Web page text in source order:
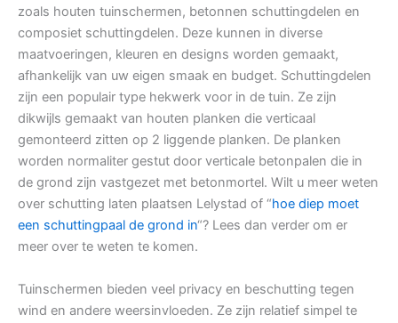
zoals houten tuinschermen, betonnen schuttingdelen en
composiet schuttingdelen. Deze kunnen in diverse
maatvoeringen, kleuren en designs worden gemaakt,
afhankelijk van uw eigen smaak en budget. Schuttingdelen
zijn een populair type hekwerk voor in de tuin. Ze zijn
dikwijls gemaakt van houten planken die verticaal
gemonteerd zitten op 2 liggende planken. De planken
worden normaliter gestut door verticale betonpalen die in
de grond zijn vastgezet met betonmortel. Wilt u meer weten
over schutting laten plaatsen Lelystad of “hoe diep moet
een schuttingpaal de grond in“? Lees dan verder om er
meer over te weten te komen.
Tuinschermen bieden veel privacy en beschutting tegen
wind en andere weersinvloeden. Ze zijn relatief simpel te